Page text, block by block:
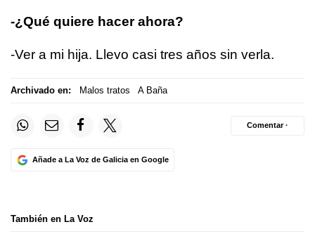
-¿Qué quiere hacer ahora?
-Ver a mi hija. Llevo casi tres años sin verla.
Archivado en: Malos tratos A Baña
Añade a La Voz de Galicia en Google
Comentar ·
También en La Voz